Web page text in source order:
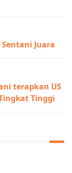
Juara
terapkan US
Tinggi